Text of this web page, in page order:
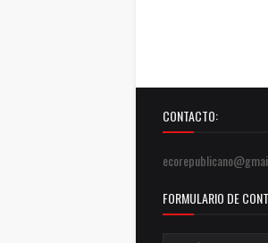
CONTACTO:
FORMULARIO DE